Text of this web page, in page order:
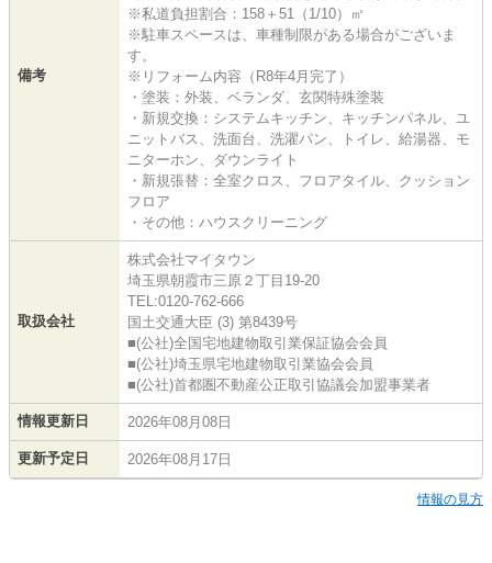
備考
※私道負担割合：158＋51（1/10）㎡
※駐車スペースは、車種制限がある場合がございま
す。
※リフォーム内容（R8年4月完了）
・塗装：外装、ベランダ、玄関特殊塗装
・新規交換：システムキッチン、キッチンパネル、ユ
ニットバス、洗面台、洗濯パン、トイレ、給湯器、モ
ニターホン、ダウンライト
・新規張替：全室クロス、フロアタイル、クッション
フロア
・その他：ハウスクリーニング
取扱会社
株式会社マイタウン
埼玉県朝霞市三原２丁目19-20
TEL:0120-762-666
国土交通大臣 (3) 第8439号
■(公社)全国宅地建物取引業保証協会会員
■(公社)埼玉県宅地建物取引業協会会員
■(公社)首都圏不動産公正取引協議会加盟事業者
情報更新日 2026年08月08日
更新予定日 2026年08月17日
情報の見方